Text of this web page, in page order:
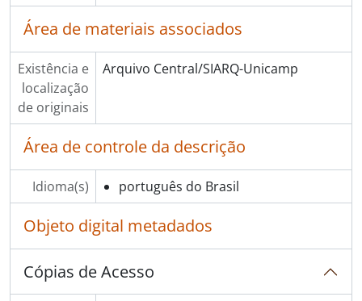
Área de materiais associados
Existência e
localização
de originais
Arquivo Central/SIARQ-Unicamp
Área de controle da descrição
Idioma(s) português do Brasil
Objeto digital metadados
Cópias de Acesso